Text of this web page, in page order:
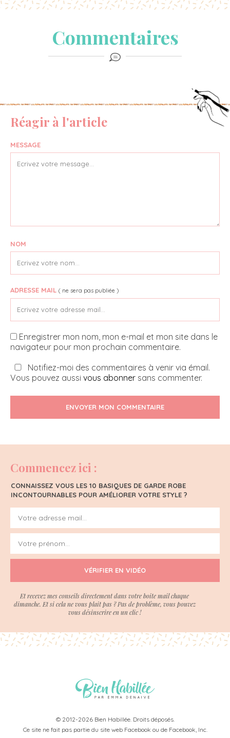
Commentaires
Réagir à l'article
MESSAGE
NOM
ADRESSE MAIL ( ne sera pas publiée )
Enregistrer mon nom, mon e-mail et mon site dans le
navigateur pour mon prochain commentaire.
Notifiez-moi des commentaires à venir via émail.
Vous pouvez aussi vous abonner sans commenter.
ENVOYER MON COMMENTAIRE
Commencez ici :
CONNAISSEZ VOUS LES 10 BASIQUES DE GARDE ROBE
INCONTOURNABLES POUR AMÉLIORER VOTRE STYLE ?
VÉRIFIER EN VIDÉO
Et recevez mes conseils directement dans votre boite mail chaque
dimanche. Et si cela ne vous plait pas ? Pas de problème, vous pouvez
vous désinscrire en un clic !
© 2012-2026 Bien Habillée. Droits déposés.
Ce site ne fait pas partie du site web Facebook ou de Facebook, Inc.